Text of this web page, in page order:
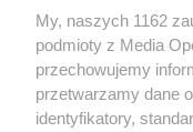
Wydawca mediów
My, naszych 1162
podmioty z Media
przechowujemy
przetwarzamy dane
identyfikatory,